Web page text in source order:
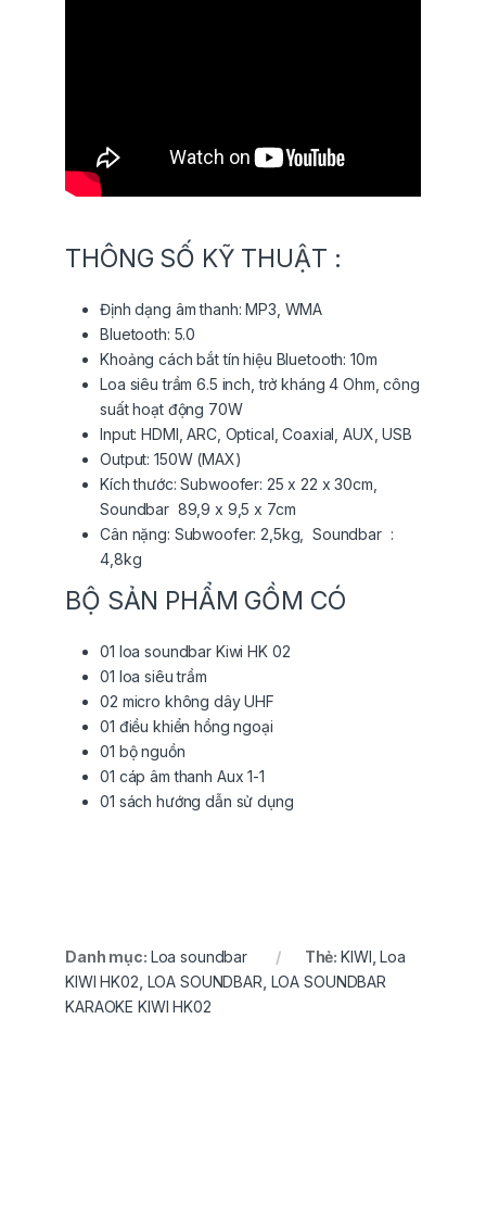
THÔNG SỐ KỸ THUẬT :
Định dạng âm thanh: MP3, WMA
Bluetooth: 5.0
Khoảng cách bắt tín hiệu Bluetooth: 10m
Loa siêu trầm 6.5 inch, trở kháng 4 Ohm, công
suất hoạt động 70W
Input: HDMI, ARC, Optical, Coaxial, AUX, USB
Output: 150W (MAX)
Kích thước: Subwoofer: 25 x 22 x 30cm,
Soundbar 89,9 x 9,5 x 7cm
Cân nặng: Subwoofer: 2,5kg, Soundbar :
4,8kg
BỘ SẢN PHẨM GỒM CÓ
01 loa soundbar Kiwi HK 02
01 loa siêu trầm
02 micro không dây UHF
01 điều khiển hồng ngoại
01 bộ nguồn
01 cáp âm thanh Aux 1-1
01 sách hướng dẫn sử dụng
Danh mục: Loa soundbar Thẻ:KIWI ,Loa
KIWI HK02 LOA SOUNDBAR LOA SOUNDBAR
KARAOKE KIWI HK02